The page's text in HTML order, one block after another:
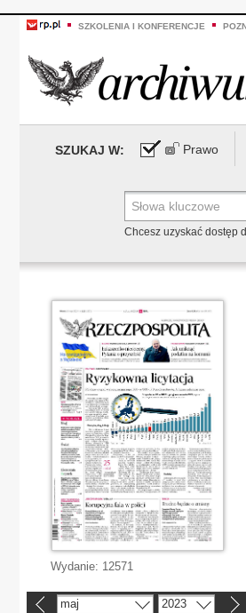
SZKOLENIA I KONFERENCJE
SZUKAJ W: Prawo
Chcesz uzyskać dostęp
Wydanie: 12571
maj 2023